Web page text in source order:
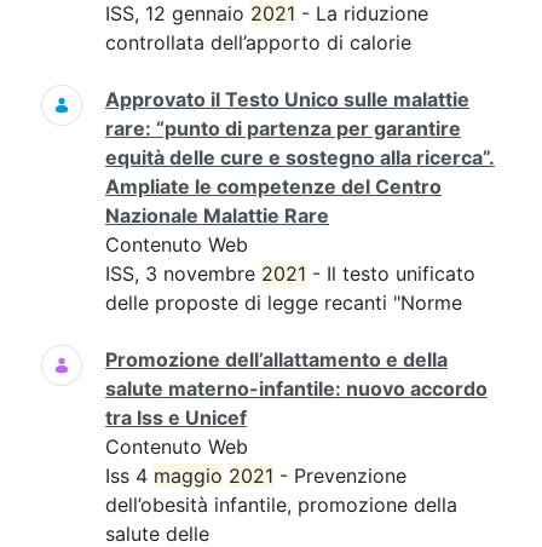
ISS, 12 gennaio 2021 - La riduzione
controllata dell’apporto di calorie
Approvato il Testo Unico sulle malattie
rare: “punto di partenza per garantire
equità delle cure e sostegno alla ricerca”.
Ampliate le competenze del Centro
Nazionale Malattie Rare
Contenuto Web
ISS, 3 novembre 2021 - Il testo unificato
delle proposte di legge recanti "Norme
Promozione dell’allattamento e della
salute materno-infantile: nuovo accordo
tra Iss e Unicef
Contenuto Web
Iss 4 maggio 2021 - Prevenzione
dell’obesità infantile, promozione della
salute delle